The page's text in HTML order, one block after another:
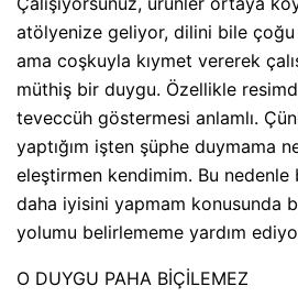
atölyenize geliyor, dilini bile çoğu
ama coşkuyla kıymet vererek
müthiş bir duygu. Özellikle
teveccüh göstermesi anlamlı.
yaptığım işten şüphe duymama
eleştirmen kendimim. Bu
daha iyisini yapmam konusunda
yolumu belirlememe yardım
O DUYGU PAHA BİÇİLEMEZ